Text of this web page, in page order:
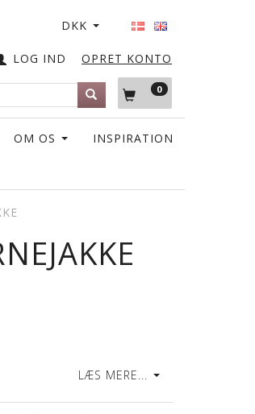
DKK
OPRET KONTO
LOG IND
0
OM OS INSPIRATION
LÆS MERE...